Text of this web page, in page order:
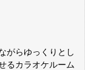
がらゆっくりとし
るカラオケルーム